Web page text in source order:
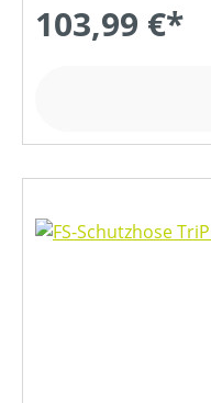
103,99 €*